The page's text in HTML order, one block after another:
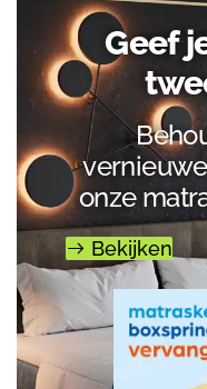
Geef
onze
Bekijken